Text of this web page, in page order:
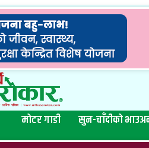
मोटर गाडी सुन-चाँदीको भाउ